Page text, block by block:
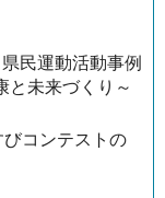
民運動活動事例
と未来づくり～
コンテストの